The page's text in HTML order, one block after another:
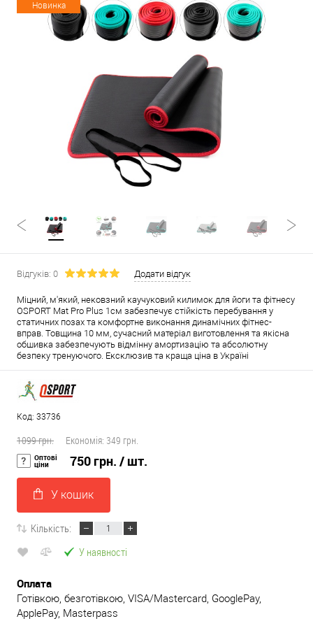
Новинка
Відгуків: 0 Додати відгук
Міцний, м'який, нековзний каучуковий килимок для йоги та фітнесу
OSPORT Mat Pro Plus 1см забезпечує стійкість перебування у
статичних позах та комфортне виконання динамічних фітнес-
вправ. Товщина 10 мм, сучасний матеріал виготовлення та якісна
обшивка забезпечують відмінну амортизацію та абсолютну
безпеку тренуючого. Ексклюзив та краща ціна в Україні
Код: 33736
1099 грн. Економія: 349 грн.
Оптові
ціни 750 грн. / шт.
У кошик
Кількість:
У наявності
Оплата
Готівкою, безготівкою, VISA/Mastercard, GooglePay,
ApplePay, Masterpass